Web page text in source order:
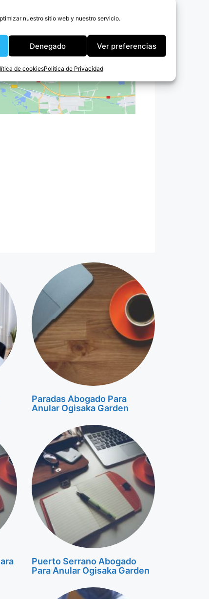
nuestro sitio web y nuestro servicio.
Denegado Ver preferencias
de cookiesPolítica de Privacidad
Paradas Abogado Para
Anular Ogisaka Garden
Puerto Serrano Abogado
Para Anular Ogisaka Garden